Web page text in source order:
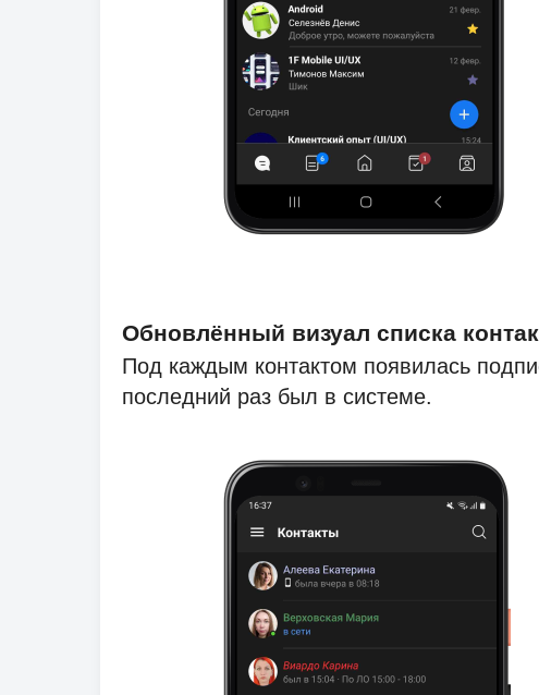
Обновлённый визуал списка
Под каждым контактом появилась
последний раз был в системе.